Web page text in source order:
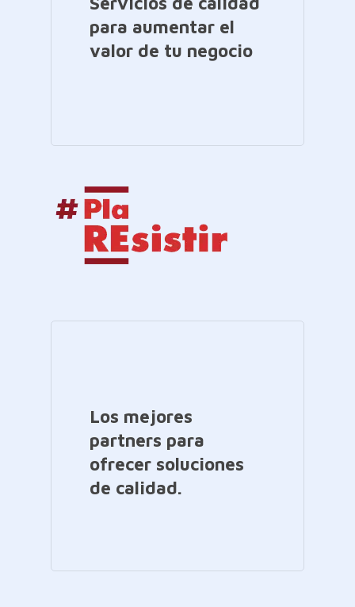
para aumentar el
valor de tu negocio
Los mejores
partners para
ofrecer soluciones
de calidad.